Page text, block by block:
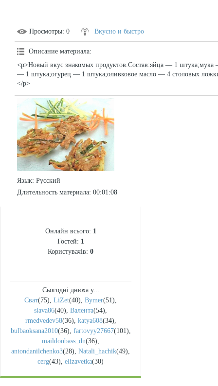
Просмотры: 0 Вкусно и быстро
Описание материала:
<p>Новый вкус знакомых продуктов.Состав:яйца — 1
— 1 штука;огурец — 1 штука;оливковое масло — 4 столовых
</p>
Язык: Русский
Длительность материала: 00:01:08
Онлайн всього: 1
Гостей: 1
Користувачів: 0
Сьогодні днюха у...
Сват(75), LiZet(40), Bymer(51),
slava86(40), Валента(54),
rmedvedev58(36), katya608(34),
bulbaoksana2010(36), fartovyy27667(101),
maildonbass_dn(36),
antondanilchenko3(28), Natali_hachik(49),
cerg(43), elizavetka(30)